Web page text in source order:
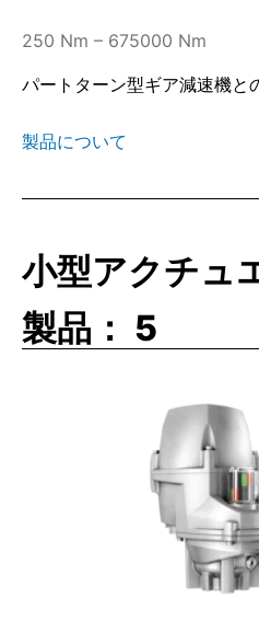
250 Nm – 675000 Nm
パートターン型ギア減速機と
製品について
小型アクチュ
製品： 5